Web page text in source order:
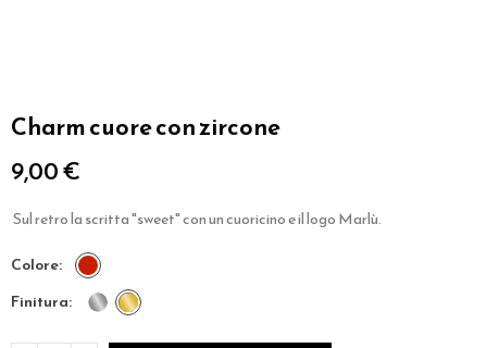
Charm cuore con zircone
9,00 €
Sul retro la scritta "sweet" con un cuoricino e il logo Marlù.
colore
finitura